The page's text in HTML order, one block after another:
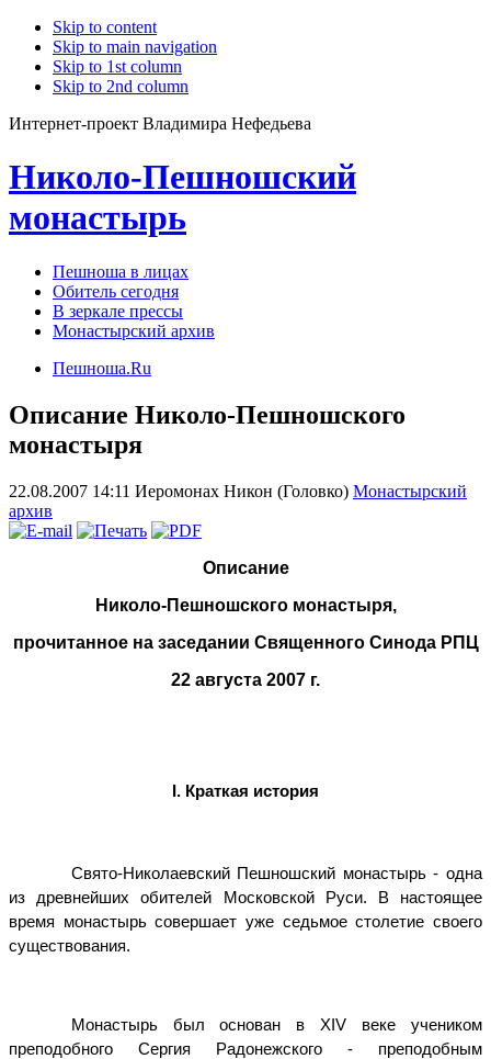
Skip to content
Skip to main navigation
Skip to 1st column
Skip to 2nd column
Интернет-проект Владимира Нефедьева
Николо-Пешношский
монастырь
Пешноша в лицах
Обитель сегодня
В зеркале прессы
Монастырский архив
Пешноша.Ru
Описание Николо-Пешношского
монастыря
22.08.2007 14:11 Иеромонах Никон (Головко) Монастырский
архив
Описание
Николо-Пешношского монастыря,
прочитанное на заседании Священного Синода РПЦ
22 августа 2007 г.
I. Краткая история
Свято-Николаевский Пешношский монастырь - одна
из древнейших обителей Московской Руси. В настоящее
время монастырь совершает уже седьмое столетие своего
существования.
Монастырь был основан в XIV веке учеником
преподобного Сергия Радонежского - преподобным